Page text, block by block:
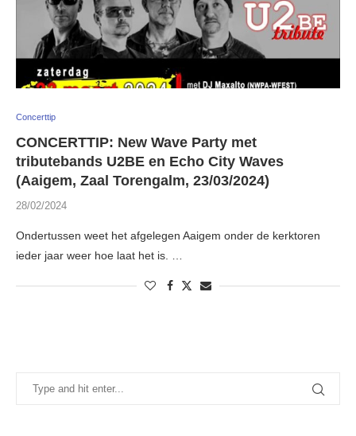
Concerttip
CONCERTTIP: New Wave Party met
tributebands U2BE en Echo City Waves
(Aaigem, Zaal Torengalm, 23/03/2024)
28/02/2024
Ondertussen weet het afgelegen Aaigem onder de kerktoren
ieder jaar weer hoe laat het is. …